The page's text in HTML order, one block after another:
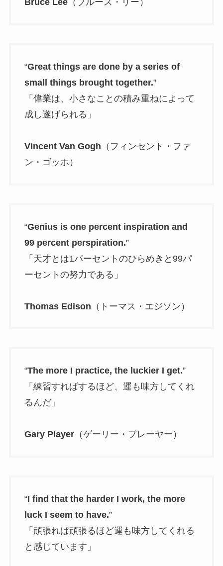
Bruce Lee（ブルース・リー）
“Great things are done by a series of
small things brought together.”
「偉業は、小さなことの積み重ねによって
成し遂げられる」
Vincent Van Gogh （フィンセント・ファ
ン・ゴッホ）
“Genius is one percent inspiration and
99 percent perspiration.”
「天才とは1パーセントのひらめきと99パ
ーセントの努力である」
Thomas Edison （トーマス・エジソン）
“The more I practice, the luckier I get.”
「練習すればするほど、運も味方してくれ
るんだ」
Gary Player（ゲーリー・プレーヤー）
“I find that the harder I work, the more
luck I seem to have.”
「頑張れば頑張るほど運も味方してくれる
と感じています」